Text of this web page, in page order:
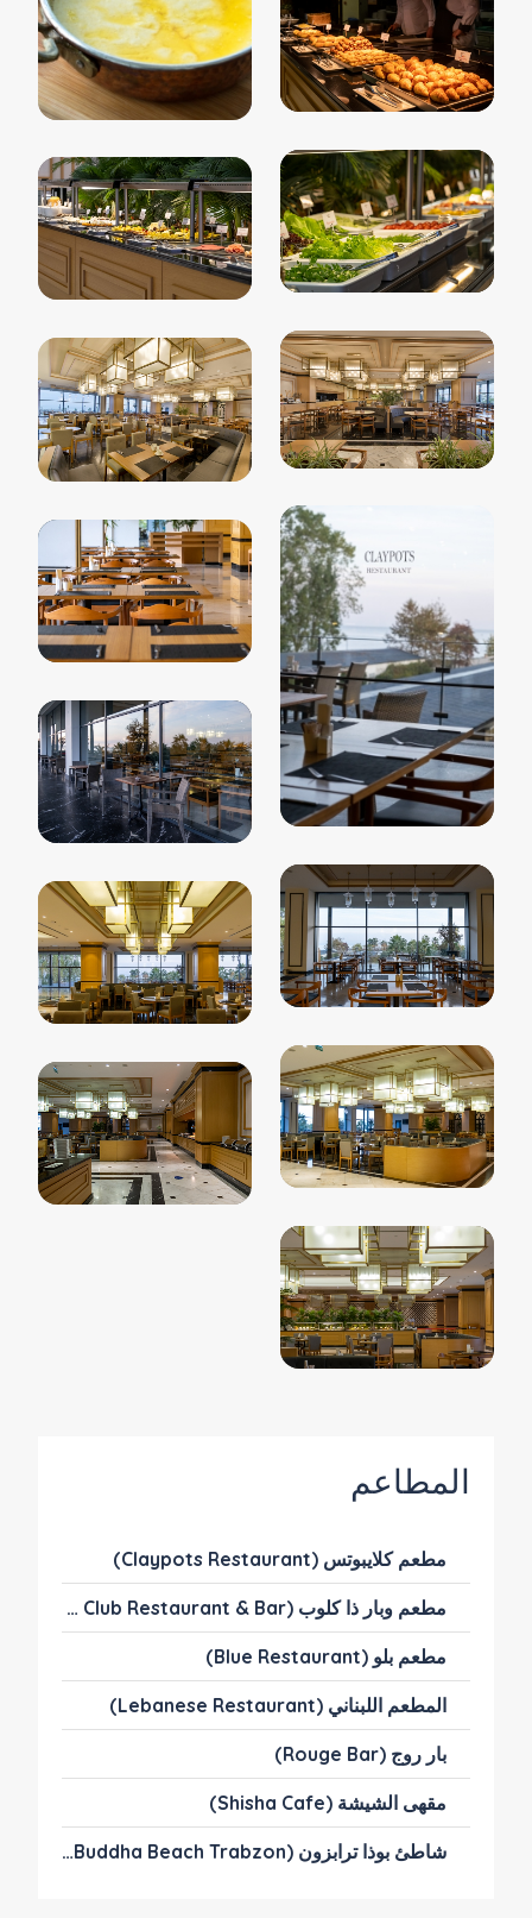
المطاعم
مطعم كلايبوتس (Claypots Restaurant)
مطعم وبار ذا كلوب (The Club Restaurant & Bar)
مطعم بلو (Blue Restaurant)
المطعم اللبناني (Lebanese Restaurant)
بار روج (Rouge Bar)
مقهى الشيشة (Shisha Cafe)
شاطئ بوذا ترابزون (The Buddha Beach Trabzon)